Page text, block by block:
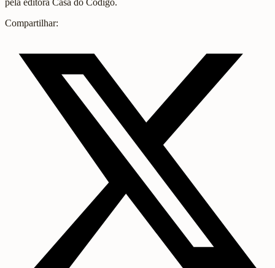
Compartilhar: